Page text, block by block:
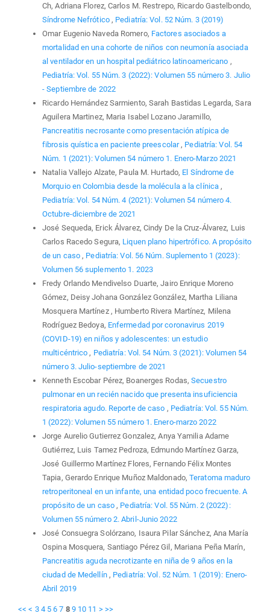
Ch, Adriana Florez, Carlos M. Restrepo, Ricardo Gastelbondo,
Síndrome Nefrótico , Pediatría: Vol. 52 Núm. 3 (2019)
Omar Eugenio Naveda Romero, Factores asociados a
mortalidad en una cohorte de niños con neumonía asociada
al ventilador en un hospital pediátrico latinoamericano ,
Pediatría: Vol. 55 Núm. 3 (2022): Volumen 55 número 3. Julio
- Septiembre de 2022
Ricardo Hernández Sarmiento, Sarah Bastidas Legarda, Sara
Aguilera Martinez, Maria Isabel Lozano Jaramillo,
Pancreatitis necrosante como presentación atípica de
fibrosis quística en paciente preescolar , Pediatría: Vol. 54
Núm. 1 (2021): Volumen 54 número 1. Enero-Marzo 2021
Natalia Vallejo Alzate, Paula M. Hurtado, El Síndrome de
Morquio en Colombia desde la molécula a la clínica ,
Pediatría: Vol. 54 Núm. 4 (2021): Volumen 54 número 4.
Octubre-diciembre de 2021
José Sequeda, Erick Álvarez, Cindy De la Cruz-Álvarez, Luis
Carlos Racedo Segura, Liquen plano hipertrófico. A propósito
de un caso , Pediatría: Vol. 56 Núm. Suplemento 1 (2023):
Volumen 56 suplemento 1. 2023
Fredy Orlando Mendivelso Duarte, Jairo Enrique Moreno
Gómez, Deisy Johana González González, Martha Liliana
Mosquera Martínez , Humberto Rivera Martínez, Milena
Rodríguez Bedoya, Enfermedad por coronavirus 2019
(COVID-19) en niños y adolescentes: un estudio
multicéntrico , Pediatría: Vol. 54 Núm. 3 (2021): Volumen 54
número 3. Julio-septiembre de 2021
Kenneth Escobar Pérez, Boanerges Rodas,Secuestro
pulmonar en un recién nacido que presenta insuficiencia
respiratoria agudo. Reporte de caso , Pediatría: Vol. 55 Núm.
1 (2022): Volumen 55 número 1. Enero-marzo 2022
Jorge Aurelio Gutierrez Gonzalez, Anya Yamilia Adame
Gutiérrez, Luis Tamez Pedroza, Edmundo Martínez Garza,
José Guillermo Martínez Flores, Fernando Félix Montes
Tapia, Gerardo Enrique Muñoz Maldonado,Teratoma maduro
retroperitoneal en un infante, una entidad poco frecuente. A
propósito de un caso , Pediatría: Vol. 55 Núm. 2 (2022):
Volumen 55 número 2. Abril-Junio 2022
José Consuegra Solórzano, Isaura Pilar Sánchez, Ana María
Ospina Mosquera, Santiago Pérez Gil, Mariana Peña Marín,
Pancreatitis aguda necrotizante en niña de 9 años en la
ciudad de Medellín , Pediatría: Vol. 52 Núm. 1 (2019): Enero-
Abril 2019
<< < 3 4 5 6 7 8 9 10 11 > >>